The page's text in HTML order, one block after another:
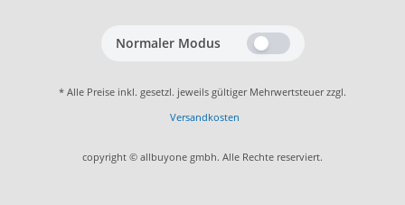
Normaler Modus
* Alle Preise inkl. gesetzl. jeweils gültiger Mehrwertsteuer zzgl.
Versandkosten
copyright © allbuyone gmbh. Alle Rechte reserviert.